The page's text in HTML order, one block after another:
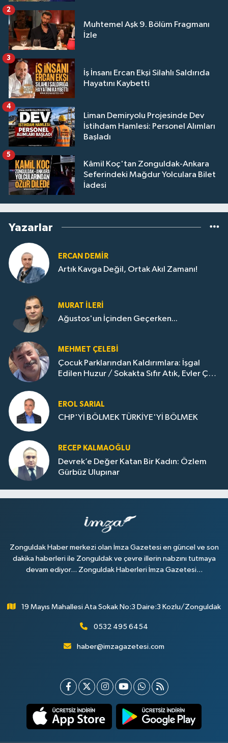
Muhtemel Aşk 9. Bölüm Fragmanı
İzle
2
İş İnsanı Ercan Ekşi Silahlı Saldırıda
Hayatını Kaybetti
3
Liman Demiryolu Projesinde Dev
İstihdam Hamlesi: Personel Alımları
Başladı
4
Kâmil Koç'tan Zonguldak-Ankara
Seferindeki Mağdur Yolculara Bilet
İadesi
5
Yazarlar
ERCAN DEMIR
Artık Kavga Değil, Ortak Akıl Zamanı!
MURAT İLERI
Ağustos'un İçinden Geçerken...
MEHMET ÇELEBI
Çocuk Parklarından Kaldırımlara: İşgal
Edilen Huzur / Sokakta Sıfır Atık, Evler Çöp
EROL SARIAL
CHP'Yİ BÖLMEK TÜRKİYE'Yİ BÖLMEK
RECEP KALMAOĞLU
Devrek’e Değer Katan Bir Kadın: Özlem
Gürbüz Ulupınar
Zonguldak Haber merkezi olan İmza Gazetesi en güncel ve son
dakika haberleri ile Zonguldak ve çevre illerin nabzını tutmaya
devam ediyor... Zonguldak Haberleri İmza Gazetesi...
19 Mayıs Mahallesi Ata Sokak No:3 Daire:3 Kozlu/Zonguldak
0532 495 6454
haber@imzagazetesi.com